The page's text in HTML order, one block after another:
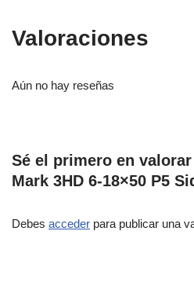
Valoraciones
Aún no hay reseñas
Sé el primero en
Mark 3HD 6-18×50 P5
Debes acceder para publicar una